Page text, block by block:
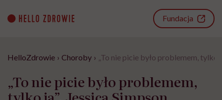
content
Fundacja
HelloZdrowie › Choroby › „To nie picie było problemem, tylko
„To nie picie było problemem,